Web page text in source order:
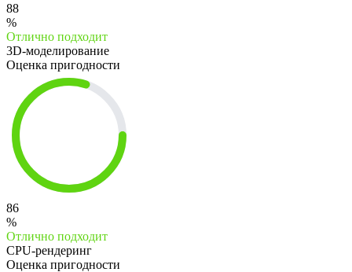
88
%
Отлично подходит
3D-моделирование
Оценка пригодности
86
%
Отлично подходит
CPU-рендеринг
Оценка пригодности